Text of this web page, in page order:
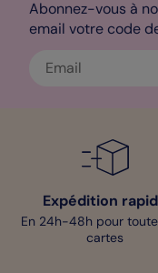
votre faire-part et
que je vous ai réalisées
Mathilde – Pop designer
Abonnez-vous à
email votre code
Expédition
En 24h-48h pour
cartes